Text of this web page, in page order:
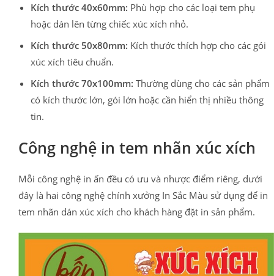
Kích thước 40x60mm: Phù hợp cho các loại tem phụ
hoặc dán lên từng chiếc xúc xích nhỏ.
Kích thước 50x80mm: Kích thước thích hợp cho các gói
xúc xích tiêu chuẩn.
Kích thước 70x100mm: Thường dùng cho các sản phẩm
có kích thước lớn, gói lớn hoặc cần hiển thị nhiều thông
tin.
Công nghệ in tem nhãn xúc xích
Mỗi công nghệ in ấn đều có ưu và nhược điểm riêng, dưới
đây là hai công nghệ chính xưởng In Sắc Màu sử dụng để in
tem nhãn dán xúc xích cho khách hàng đặt in sản phẩm.